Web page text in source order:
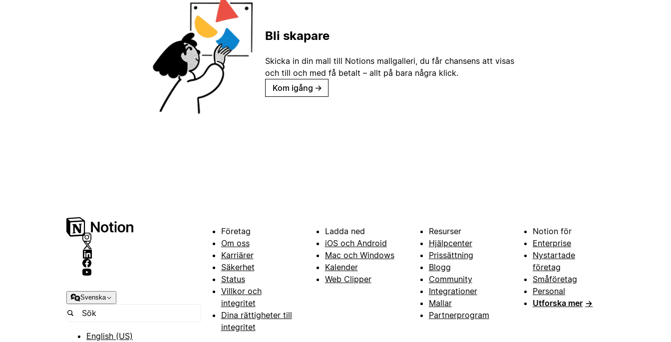
Bli skapare
Skicka in din mall till Notions mallgalleri, du får chansens att visas
och till och med få betalt – allt på bara några klick.
Kom igång →
Svenska
English (US)
Företag
Om oss
Karriärer
Säkerhet
Status
Villkor och
integritet
Dina rättigheter till
integritet
Ladda ned
iOS och Android
Mac och Windows
Kalender
Web Clipper
Resurser
Hjälpcenter
Prissättning
Blogg
Community
Integrationer
Mallar
Partnerprogram
Notion för
Enterprise
Nystartade
företag
Småföretag
Personal
Utforska mer →